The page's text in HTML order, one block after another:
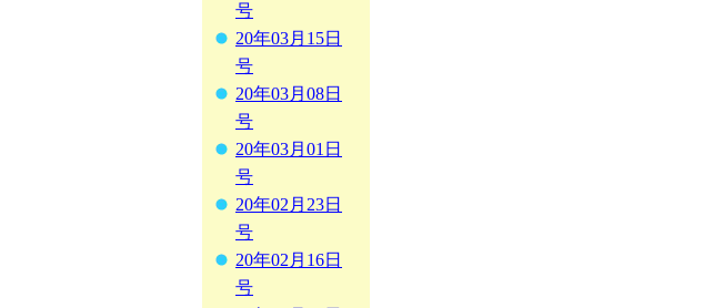
号
20年03月15日
号
20年03月08日
号
20年03月01日
号
20年02月23日
号
20年02月16日
号